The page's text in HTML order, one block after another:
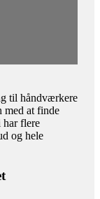
til håndværkere
med at finde
har flere
og hele